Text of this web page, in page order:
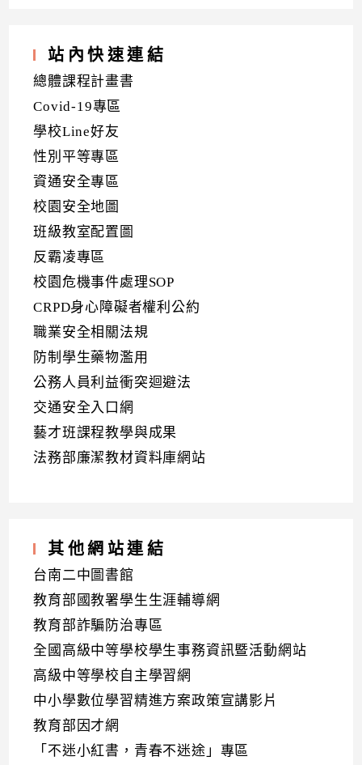
站內快速連結
總體課程計畫書
Covid-19專區
學校Line好友
性別平等專區
資通安全專區
校園安全地圖
班級教室配置圖
反霸凌專區
校園危機事件處理SOP
CRPD身心障礙者權利公約
職業安全相關法規
防制學生藥物濫用
公務人員利益衝突迴避法
交通安全入口網
藝才班課程教學與成果
法務部廉潔教材資料庫網站
其他網站連結
台南二中圖書館
教育部國教署學生生涯輔導網
教育部詐騙防治專區
全國高級中等學校學生事務資訊暨活動網站
高級中等學校自主學習網
中小學數位學習精進方案政策宣講影片
教育部因才網
「不迷小紅書，青春不迷途」專區